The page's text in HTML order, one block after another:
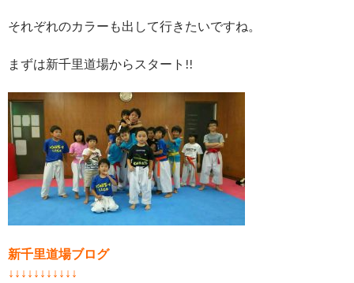
それぞれのカラーも出して行きたいですね。
まずは新千里道場からスタート!!
新千里道場ブログ
↓↓↓↓↓↓↓↓↓↓↓